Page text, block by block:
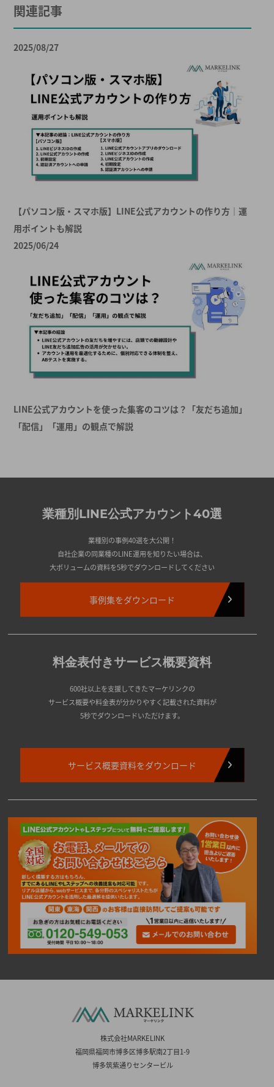
関連記事
2025/08/27
【パソコン版・スマホ版】LINE公式アカウントの作り方｜運
用ポイントも解説
2025/06/24
LINE公式アカウントを使った集客のコツは？「友だち追加」
「配信」「運用」の観点で解説
業種別LINE公式アカウント40選
業種別の事例40選を大公開！
自社企業の同業種のLINE運用を知りたい場合は、
大ボリュームの資料を5秒でダウンロードしてください
事例集をダウンロード
料金表付きサービス概要資料
600社以上を支援してきたマーケリンクの
サービス概要や料金表が分かりやすく記載された資料が
5秒でダウンロードいただけます。
サービス概要資料をダウンロード
株式会社MARKELINK
福岡県福岡市博多区博多駅南2丁目1-9
博多筑紫通りセンタービル